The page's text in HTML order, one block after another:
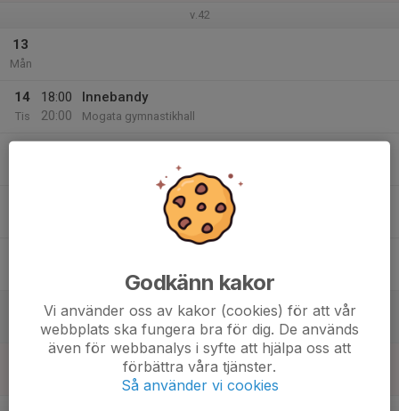
v.42
13
Mån
14
Tis
18:00
20:00
Innebandy
Mogata gymnastikhall
Sporthallen Vikingen
Godkänn kakor
Vi använder oss av kakor (cookies) för att vår
webbplats ska fungera bra för dig. De används
även för webbanalys i syfte att hjälpa oss att
förbättra våra tjänster.
Så använder vi cookies